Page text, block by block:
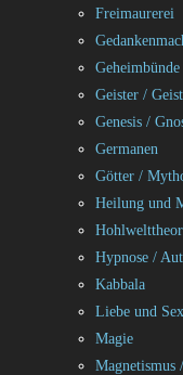
Freimaurerei
Geheimbünde
Geister /
Genesis /
Germanen
Götter /
Heilung und
Hypnose /
Kabbala
Liebe und
Magie
Magnetismus